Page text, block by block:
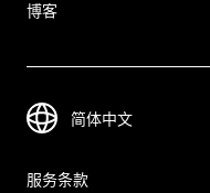
博客
服务条款